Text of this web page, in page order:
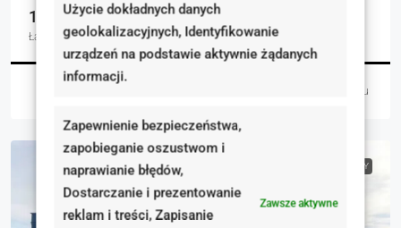
Użycie dokładnych danych
geolokalizacyjnych, Identyfikowanie
urządzeń na podstawie aktywnie żądanych
informacji.
Zapewnienie bezpieczeństwa,
zapobieganie oszustwom i
naprawianie błędów,
Dostarczanie i prezentowanie
reklam i treści, Zapisanie
Zawsze aktywne
1
Łazienka
1
Garaż
51.70
m²
2 dni temu
RYNEK PIERWOTNY